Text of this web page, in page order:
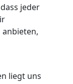
jeder
liegt uns